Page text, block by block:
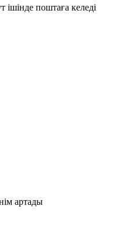
поштаға келеді
артады